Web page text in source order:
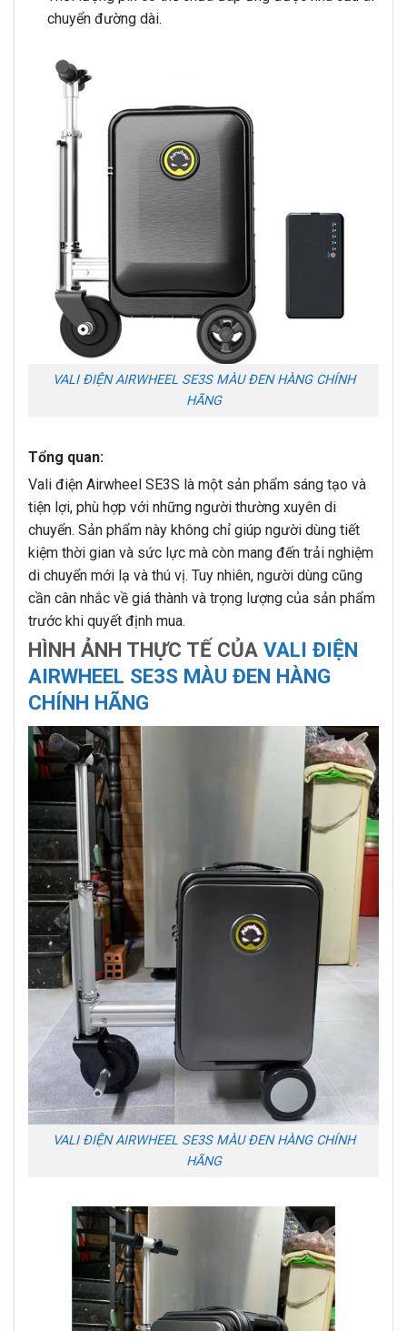
chuyển đường dài.
VALI ĐIỆN AIRWHEEL SE3S MÀU ĐEN HÀNG CHÍNH
HÃNG
Tổng quan:
Vali điện Airwheel SE3S là một sản phẩm sáng tạo và
tiện lợi, phù hợp với những người thường xuyên di
chuyển. Sản phẩm này không chỉ giúp người dùng tiết
kiệm thời gian và sức lực mà còn mang đến trải nghiệm
di chuyển mới lạ và thú vị. Tuy nhiên, người dùng cũng
cần cân nhắc về giá thành và trọng lượng của sản phẩm
trước khi quyết định mua.
HÌNH ẢNH THỰC TẾ CỦA VALI ĐIỆN
AIRWHEEL SE3S MÀU ĐEN HÀNG
CHÍNH HÃNG
VALI ĐIỆN AIRWHEEL SE3S MÀU ĐEN HÀNG CHÍNH
HÃNG